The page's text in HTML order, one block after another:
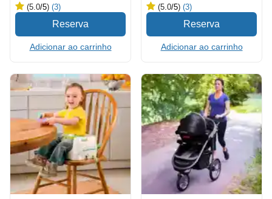
(5.0/5) (3)
Adicionar ao carrinho
(5.0/5) (3)
Adicionar ao carrinho